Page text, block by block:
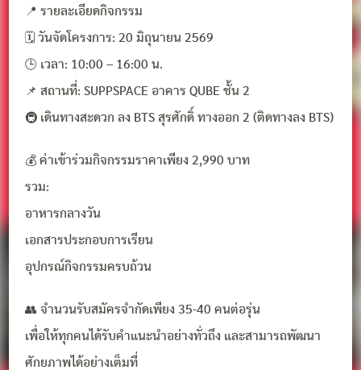
📍 รายละเอียดกิจกรรม
🗓 วันจัดโครงการ: 20 มิถุนายน 2569
🕒 เวลา: 10:00 – 16:00 น.
📌 สถานที่: SUPPSPACE อาคาร QUBE ชั้น 2
🚇 เดินทางสะดวก ลง BTS สุรศักดิ์ ทางออก 2 (ติดทางลง BTS)
💰 ค่าเข้าร่วมกิจกรรมราคาเพียง 2,990 บาท
รวม:
อาหารกลางวัน
เอกสารประกอบการเรียน
อุปกรณ์กิจกรรมครบถ้วน
👥 จำนวนรับสมัครจำกัดเพียง 35-40 คนต่อรุ่น
เพื่อให้ทุกคนได้รับคำแนะนำอย่างทั่วถึง และสามารถพัฒนา
ศักยภาพได้อย่างเต็มที่